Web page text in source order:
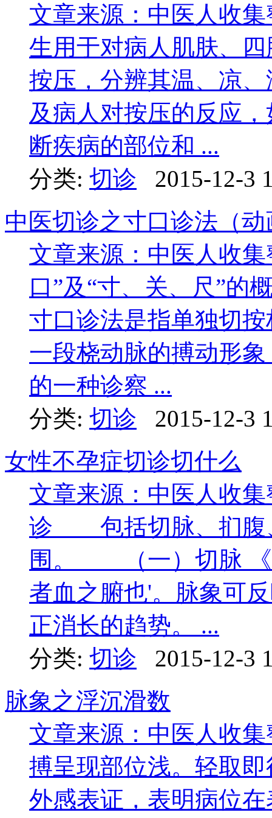
文章来源：中医人
生用于对病人肌肤、
按压，分辨其温、凉
及病人对按压的反应
断疾病的部位和 ...
分类: 切诊
2015-12-3
中医切诊之寸口诊法（动
文章来源：中医人收
口”及“寸、关、尺”
寸口诊法是指单独切
一段桡动脉的搏动形
的一种诊察 ...
分类: 切诊
2015-12-3
女性不孕症切诊切什么
文章来源：中医人
诊 包括切脉、扪腹
围。 （一）切脉 《
者血之腑也'。脉象可
正消长的趋势。 ...
分类: 切诊
2015-12-3
脉象之浮沉滑数
文章来源：中医人收
搏呈现部位浅。轻取
外感表证，表明病位